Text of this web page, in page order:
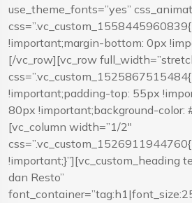
use_theme_fonts=”yes”
!important;margin-bottom: 0px
[/vc_row][vc_row
!important;padding-top: 55px
80px !important;background-color:
[vc_column width=”1/2″
!important;}”][vc_custom_heading
dan Resto”